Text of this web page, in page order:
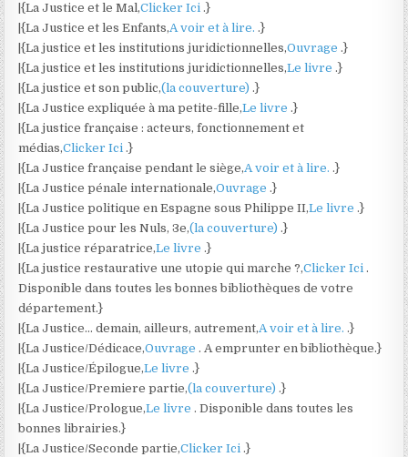
|{La Justice et le Mal,Clicker Ici.}
|{La Justice et les Enfants,A voir et à lire..}
|{La justice et les institutions juridictionnelles,Ouvrage.}
|{La justice et les institutions juridictionnelles,Le livre.}
|{La justice et son public,(la couverture).}
|{La Justice expliquée à ma petite-fille,Le livre.}
|{La justice française : acteurs, fonctionnement et
médias,Clicker Ici.}
|{La Justice française pendant le siège,A voir et à lire..}
|{La Justice pénale internationale,Ouvrage.}
|{La Justice politique en Espagne sous Philippe II,Le livre.}
|{La Justice pour les Nuls, 3e,(la couverture).}
|{La justice réparatrice,Le livre.}
|{La justice restaurative une utopie qui marche ?,Clicker Ici.
Disponible dans toutes les bonnes bibliothèques de votre
département.}
|{La Justice… demain, ailleurs, autrement,A voir et à lire..}
|{La Justice/Dédicace,Ouvrage. A emprunter en bibliothèque.}
|{La Justice/Épilogue,Le livre.}
|{La Justice/Premiere partie,(la couverture).}
|{La Justice/Prologue,Le livre. Disponible dans toutes les
bonnes librairies.}
|{La Justice/Seconde partie,Clicker Ici.}